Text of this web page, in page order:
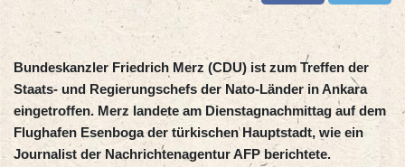
Bundeskanzler Friedrich Merz (CDU) ist zum Treffen der
Staats- und Regierungschefs der Nato-Länder in Ankara
eingetroffen. Merz landete am Dienstagnachmittag auf dem
Flughafen Esenboga der türkischen Hauptstadt, wie ein
Journalist der Nachrichtenagentur AFP berichtete.